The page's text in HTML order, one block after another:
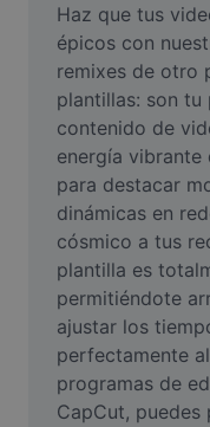
Meme Generator
AI Text Remover
AI People Remover
AI Inpainting
Face Cutout
Video
Remove video BG
Enhance quality
Haz que tus
épicos con
remixes de otro
plantillas: son
contenido de
energía vibrante
para destacar
dinámicas en
cósmico a tus
plantilla es
permitiéndote
ajustar los
perfectamente
programas de
CapCut,